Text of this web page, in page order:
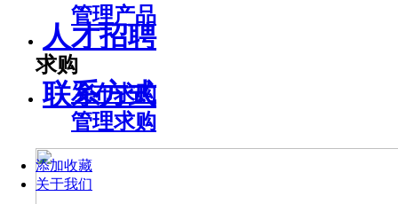
管理产品
求购
发布求购
管理求购
添加收藏
关于我们
人才招聘
联系方式